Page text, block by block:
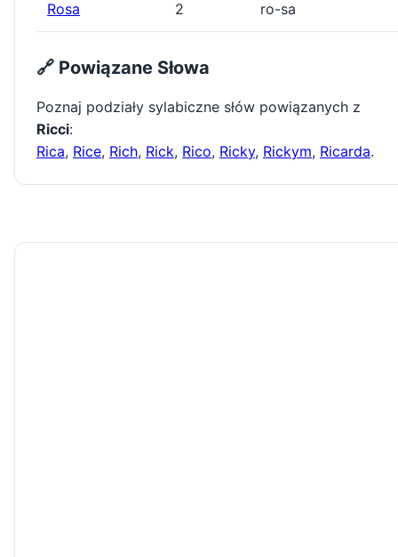
Rosa 2 ro-sa
🔗 Powiązane Słowa
Poznaj podziały sylabiczne słów powiązanych z
Ricci:
Rica, Rice, Rich, Rick, Rico, Ricky, Rickym, Ricarda.